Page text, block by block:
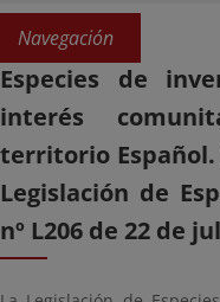
Navegación
Especies de
interés
territorio Español.
Legislación de
nº L206 de 22 de